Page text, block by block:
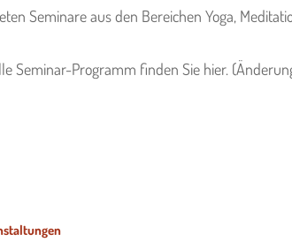
Seminare aus den Bereichen Yoga,
Seminar-Programm finden Sie hier.